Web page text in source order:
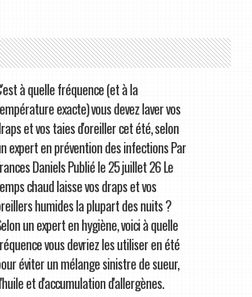
à quelle fréquence (et à la
exacte) vous devez laver vos
et vos taies d'oreiller cet été, selon
expert en prévention des infections Par
Daniels Publié le 25 juillet 26 Le
chaud laisse vos draps et vos
humides la plupart des nuits ?
un expert en hygiène, voici à quelle
vous devriez les utiliser en été
éviter un mélange sinistre de sueur,
et d'accumulation d'allergènes.